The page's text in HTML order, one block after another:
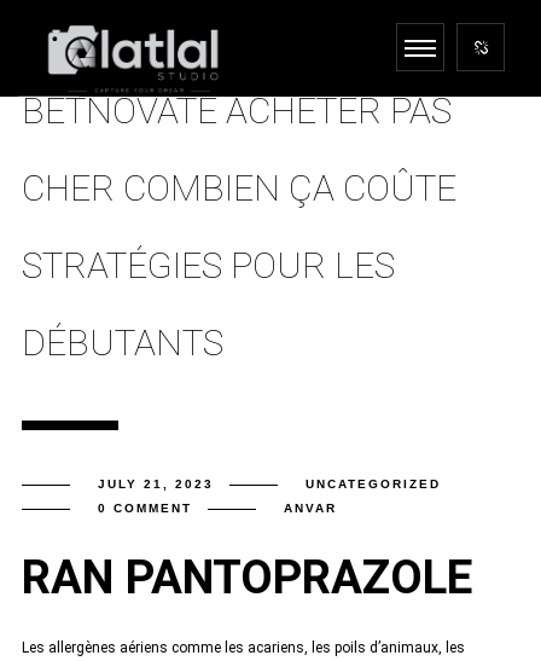
BETNOVATE ACHETER PAS
CHER COMBIEN ÇA COÛTE
STRATÉGIES POUR LES
DÉBUTANTS
JULY 21, 2023
UNCATEGORIZED
0 COMMENT
ANVAR
RAN PANTOPRAZOLE
Les allergènes aériens comme les acariens, les poils d’animaux, les